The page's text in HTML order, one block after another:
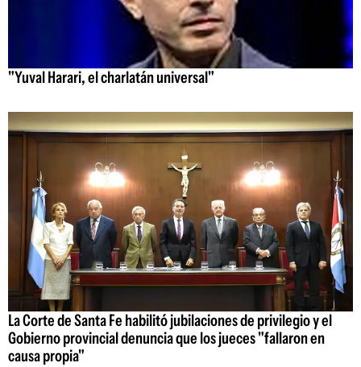
"Yuval Harari, el charlatán universal"
La Corte de Santa Fe habilitó jubilaciones de privilegio y el
Gobierno provincial denuncia que los jueces "fallaron en
causa propia"